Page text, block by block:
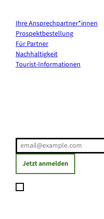
Ihre Ansprechpartner*innen
Prospektbestellung
Für Partner
Nachhaltigkeit
Tourist-Informationen
Jetzt anmelden